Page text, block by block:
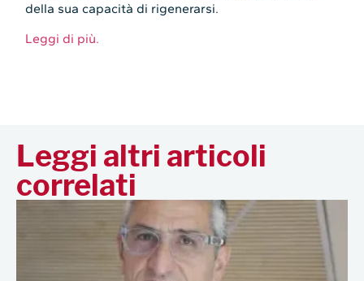
della sua capacità di rigenerarsi.
Leggi di più.
Leggi altri articoli
correlati